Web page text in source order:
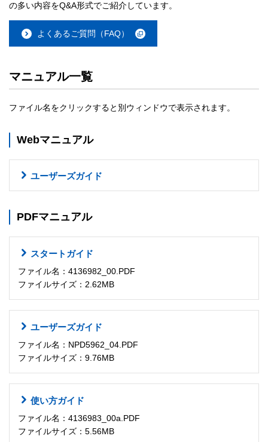
の多い内容をQ&A形式でご紹介しています。
よくあるご質問（FAQ）
マニュアル一覧
ファイル名をクリックすると別ウィンドウで表示されます。
Webマニュアル
ユーザーズガイド
PDFマニュアル
スタートガイド
ファイル名：4136982_00.PDF
ファイルサイズ：2.62MB
ユーザーズガイド
ファイル名：NPD5962_04.PDF
ファイルサイズ：9.76MB
使い方ガイド
ファイル名：4136983_00a.PDF
ファイルサイズ：5.56MB